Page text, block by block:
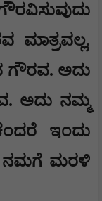
ಗೌರವ. ಅದು
ಅದು ನಮ್ಮ
ಇಂದು
ನಮಗೆ ಮರಳಿ